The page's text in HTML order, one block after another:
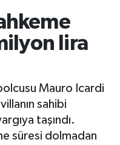
lira
Mauro Icardi
sahibi
taşındı.
süresi dolmadan
Fikstür